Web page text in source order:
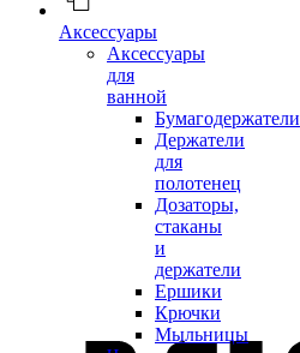
Аксессуары
Аксессуары
для
ванной
Бумагодержатели
Держатели
для
полотенец
Дозаторы,
стаканы
и
держатели
Ершики
Крючки
Мыльницы